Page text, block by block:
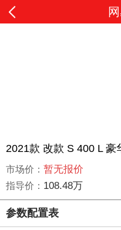
2021款 改款 S 400 L 豪
市场价： 暂无报价
指导价： 108.48万
参数配置表